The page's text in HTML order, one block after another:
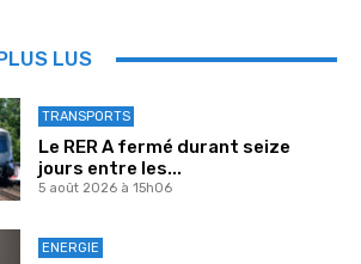
LUS
TRANSPORTS
Le RER A fermé durant seize
jours entre les...
5 août 2026 à 15h06
ENERGIE